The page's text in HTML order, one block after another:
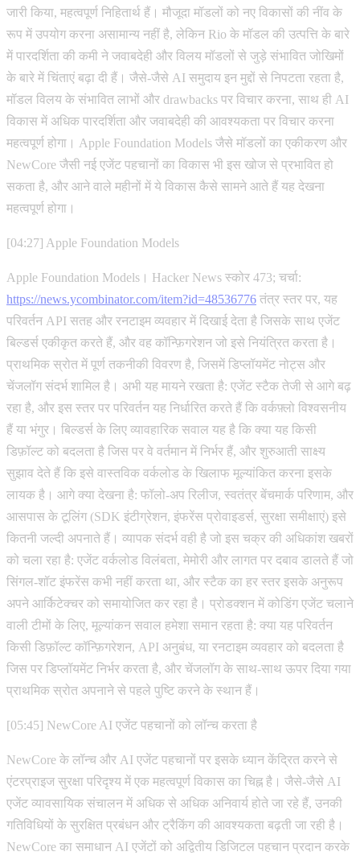
जारी किया, महत्वपूर्ण निहितार्थ हैं। मौजूदा मॉडलों को नए विकासों की नींव के
रूप में उपयोग करना असामान्य नहीं है, लेकिन Rio के मॉडल की उत्पत्ति के बारे
में पारदर्शिता की कमी ने जवाबदेही और विलय मॉडलों से जुड़े संभावित जोखिमों
के बारे में चिंताएं बढ़ा दी हैं। जैसे-जैसे AI समुदाय इन मुद्दों से निपटता रहता है,
मॉडल विलय के संभावित लाभों और drawbacks पर विचार करना, साथ ही AI
विकास में अधिक पारदर्शिता और जवाबदेही की आवश्यकता पर विचार करना
महत्वपूर्ण होगा। Apple Foundation Models जैसे मॉडलों का एकीकरण और
NewCore जैसी नई एजेंट पहचानों का विकास भी इस खोज से प्रभावित हो
सकता है, और आने वाले महीनों में ये विकास कैसे सामने आते हैं यह देखना
महत्वपूर्ण होगा।
[04:27] Apple Foundation Models
Apple Foundation Models। Hacker News स्कोर 473; चर्चा:
https://news.ycombinator.com/item?id=48536776 तंत्र स्तर पर, यह
परिवर्तन API सतह और रनटाइम व्यवहार में दिखाई देता है जिसके साथ एजेंट
बिल्डर्स एकीकृत करते हैं, और वह कॉन्फ़िगरेशन जो इसे नियंत्रित करता है।
प्राथमिक स्रोत में पूर्ण तकनीकी विवरण है, जिसमें डिप्लॉयमेंट नोट्स और
चेंजलॉग संदर्भ शामिल है। अभी यह मायने रखता है: एजेंट स्टैक तेजी से आगे बढ़
रहा है, और इस स्तर पर परिवर्तन यह निर्धारित करते हैं कि वर्कफ़्लो विश्वसनीय
हैं या भंगुर। बिल्डर्स के लिए व्यावहारिक सवाल यह है कि क्या यह किसी
डिफ़ॉल्ट को बदलता है जिस पर वे वर्तमान में निर्भर हैं, और शुरुआती साक्ष्य
सुझाव देते हैं कि इसे वास्तविक वर्कलोड के खिलाफ मूल्यांकित करना इसके
लायक है। आगे क्या देखना है: फॉलो-अप रिलीज, स्वतंत्र बेंचमार्क परिणाम, और
आसपास के टूलिंग (SDK इंटीग्रेशन, इंफरेंस प्रोवाइडर्स, सुरक्षा समीक्षाएं) इसे
कितनी जल्दी अपनाते हैं। व्यापक संदर्भ वही है जो इस चक्र की अधिकांश खबरों
को चला रहा है: एजेंट वर्कलोड विलंबता, मेमोरी और लागत पर दबाव डालते हैं जो
सिंगल-शॉट इंफरेंस कभी नहीं करता था, और स्टैक का हर स्तर इसके अनुरूप
अपने आर्किटेक्चर को समायोजित कर रहा है। प्रोडक्शन में कोडिंग एजेंट चलाने
वाली टीमों के लिए, मूल्यांकन सवाल हमेशा समान रहता है: क्या यह परिवर्तन
किसी डिफ़ॉल्ट कॉन्फ़िगरेशन, API अनुबंध, या रनटाइम व्यवहार को बदलता है
जिस पर डिप्लॉयमेंट निर्भर करता है, और चेंजलॉग के साथ-साथ ऊपर दिया गया
प्राथमिक स्रोत अपनाने से पहले पुष्टि करने के स्थान हैं।
[05:45] NewCore AI एजेंट पहचानों को लॉन्च करता है
NewCore के लॉन्च और AI एजेंट पहचानों पर इसके ध्यान केंद्रित करने से
एंटरप्राइज सुरक्षा परिदृश्य में एक महत्वपूर्ण विकास का चिह्न है। जैसे-जैसे AI
एजेंट व्यावसायिक संचालन में अधिक से अधिक अनिवार्य होते जा रहे हैं, उनकी
गतिविधियों के सुरक्षित प्रबंधन और ट्रैकिंग की आवश्यकता बढ़ती जा रही है।
NewCore का समाधान AI एजेंटों को अद्वितीय डिजिटल पहचान प्रदान करके